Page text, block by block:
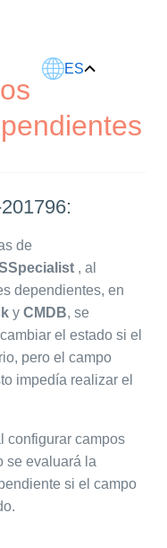
ES
de
, al
dependientes, en
y CMDB, se
el estado si el
pero el campo
impedía realizar el
configurar campos
se evaluará la
si el campo